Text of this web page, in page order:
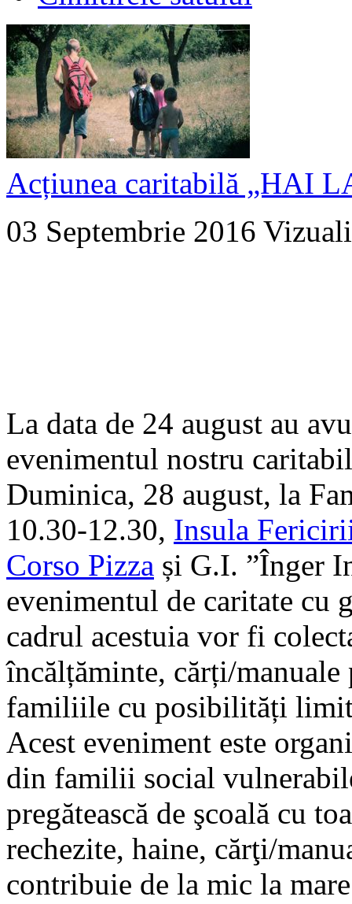
Acțiunea caritabilă „HAI
03 Septembrie 2016
La data de 24 august au
evenimentul nostru
Duminica, 28 august, la
10.30-12.30, Insula
Corso Pizza și G.I. ”Înger
evenimentul de caritate cu
cadrul acestuia vor fi
încălțăminte, cărți/
familiile cu posibilități
Acest eveniment este
din familii social
pregătească de şcoală cu
rechezite, haine, cărţi/
contribuie de la mic la